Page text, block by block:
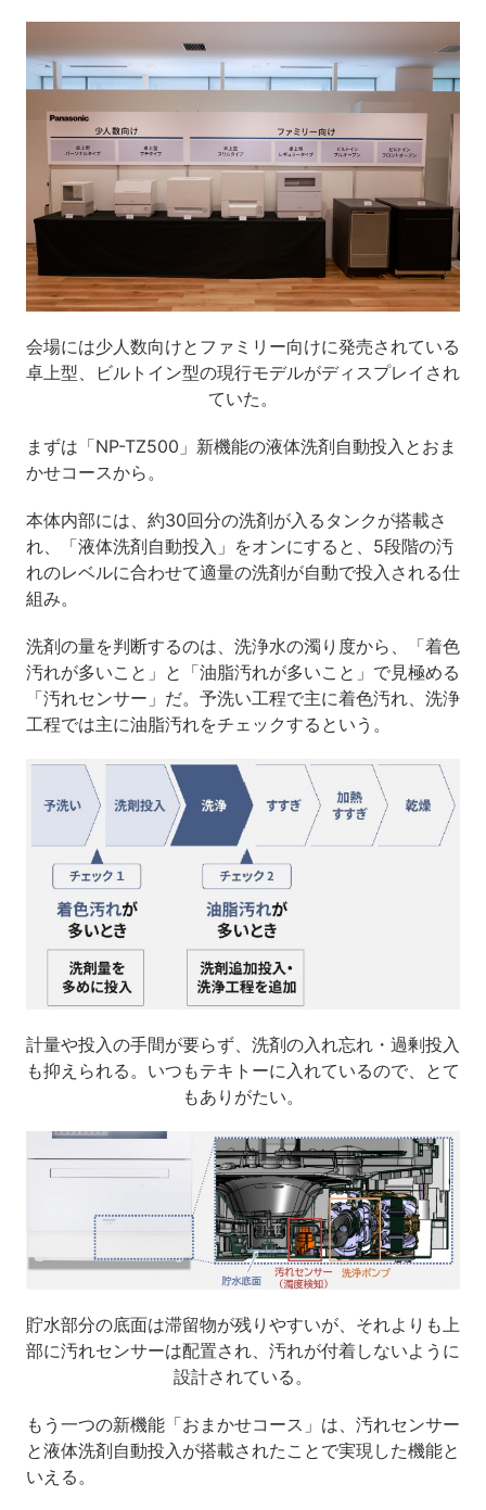
会場には少人数向けとファミリー向けに発売されている
卓上型、ビルトイン型の現行モデルがディスプレイされ
ていた。
まずは「NP-TZ500」新機能の液体洗剤自動投入とおま
かせコースから。
本体内部には、約30回分の洗剤が入るタンクが搭載さ
れ、「液体洗剤自動投入」をオンにすると、5段階の汚
れのレベルに合わせて適量の洗剤が自動で投入される仕
組み。
洗剤の量を判断するのは、洗浄水の濁り度から、「着色
汚れが多いこと」と「油脂汚れが多いこと」で見極める
「汚れセンサー」だ。予洗い工程で主に着色汚れ、洗浄
工程では主に油脂汚れをチェックするという。
計量や投入の手間が要らず、洗剤の入れ忘れ・過剰投入
も抑えられる。いつもテキトーに入れているので、とて
もありがたい。
貯水部分の底面は滞留物が残りやすいが、それよりも上
部に汚れセンサーは配置され、汚れが付着しないように
設計されている。
もう一つの新機能「おまかせコース」は、汚れセンサー
と液体洗剤自動投入が搭載されたことで実現した機能と
いえる。